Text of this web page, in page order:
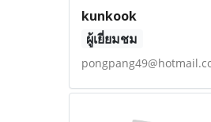
kunkook
ผู้เยี่ยมชม